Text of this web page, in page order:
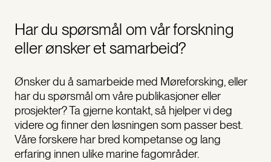
Har du spørsmål om vår forskning
eller ønsker et samarbeid?
Ønsker du å samarbeide med Møreforsking, eller
har du spørsmål om våre publikasjoner eller
prosjekter? Ta gjerne kontakt, så hjelper vi deg
videre og finner den løsningen som passer best.
Våre forskere har bred kompetanse og lang
erfaring innen ulike marine fagområder.